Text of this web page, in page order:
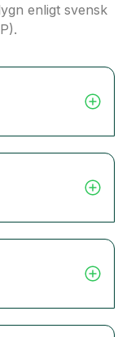
enligt svensk